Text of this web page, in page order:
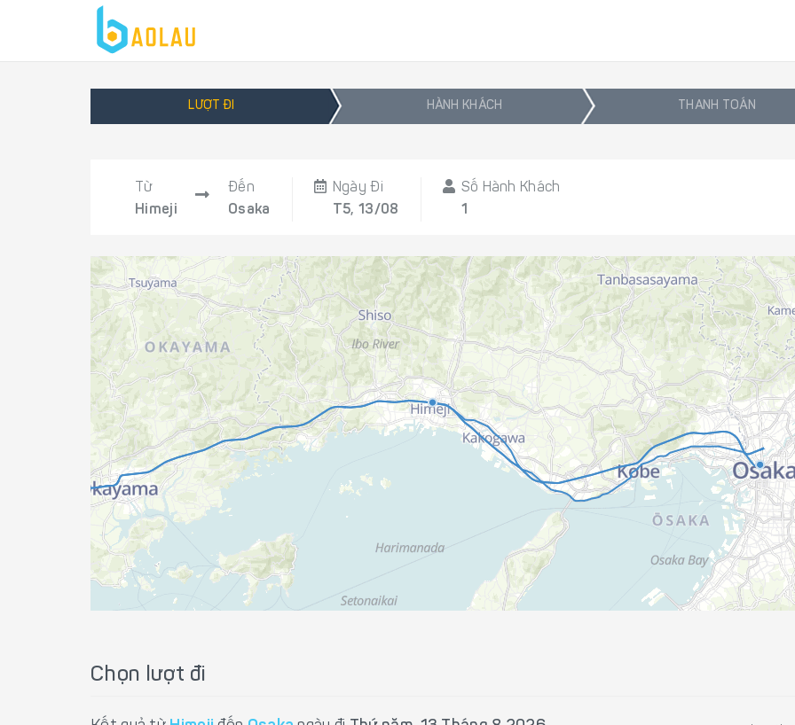
LƯỢT ĐI HÀNH KHÁCH THANH TOÁN
Từ
Himeji
Đến
Osaka
Ngày Đi
T5, 13/08
Số Hành Khách
1
Chọn lượt đi